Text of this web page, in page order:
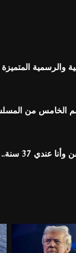
الخامس من
مريم سعيد